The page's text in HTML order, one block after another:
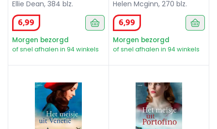
Ellie Dean, 384 blz.
6,99
Morgen bezorgd
of snel afhalen in 94 winkels
Helen Mcginn, 270 blz.
6,99
Morgen bezorgd
of snel afhalen in 94 winkels